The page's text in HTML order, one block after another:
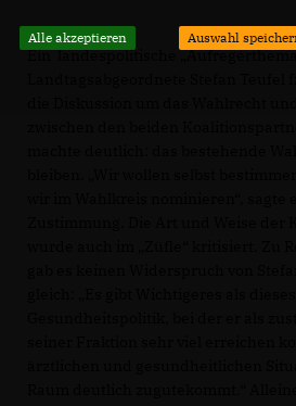
Ein landespolitische
Alle akzeptieren Auswahl